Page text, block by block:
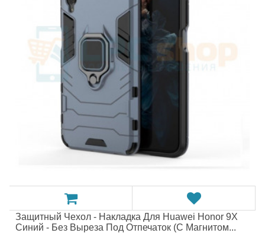
Защитный Чехол - Накладка Для Huawei Honor 9X
Синий - Без Выреза Под Отпечаток (с Магнитом...